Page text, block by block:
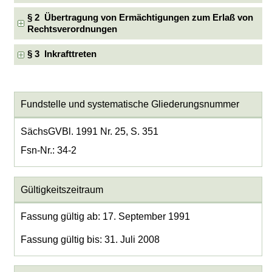
§ 2 Übertragung von Ermächtigungen zum Erlaß von
Rechtsverordnungen
§ 3 Inkrafttreten
Fundstelle und systematische Gliederungsnummer
SächsGVBl. 1991 Nr. 25, S. 351
Fsn-Nr.: 34-2
Gültigkeitszeitraum
Fassung gültig ab: 17. September 1991
Fassung gültig bis: 31. Juli 2008